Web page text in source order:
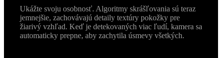
Ukážte svoju osobnosť. Algoritmy skrášľovania sú teraz
jemnejšie, zachovávajú detaily textúry pokožky pre
žiarivý vzhľad. Keď je detekovaných viac ľudí, kamera sa
automaticky prepne, aby zachytila úsmevy všetkých.